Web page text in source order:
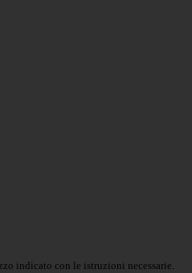
indicato con le istruzioni necessarie.